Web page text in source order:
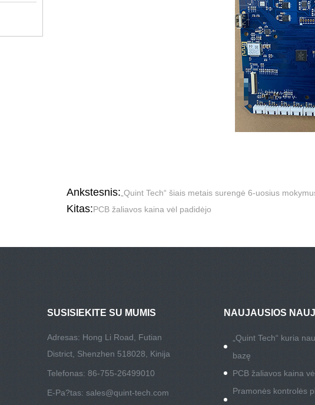
Ankstesnis: „Quint Tech“ šiais metais surengė 6-uosius
Kitas:PCB žaliavos kaina vėl padidėjo
SUSISIEKITE SU MUMIS
Adresas: Hong Li Road, Futian
District, Shenzhen 518028, Kinija
Telefonas: 86-755-26499010
E-Pa?tas: sales@quint-tech.com
NAUJAUSIOS
„Quint Tech“ kuria
bazę
PCB žaliavos kaina
Pramonės kontrolės